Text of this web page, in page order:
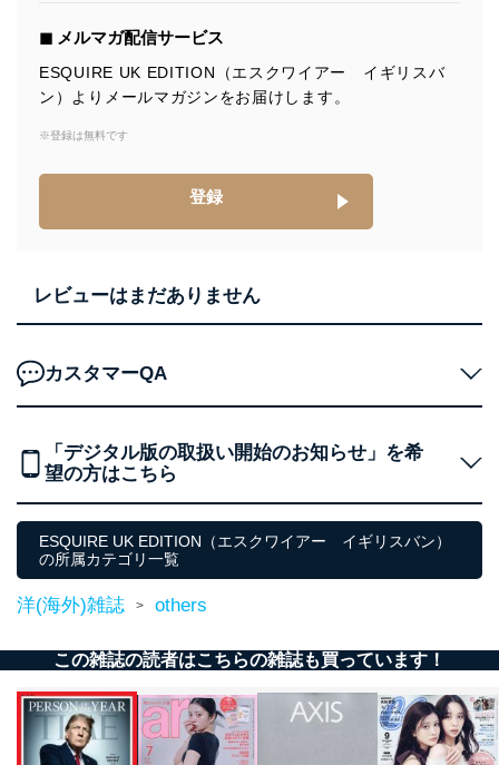
◼︎ メルマガ配信サービス
ESQUIRE UK EDITION（エスクワイアー イギリスバ
ン）よりメールマガジンをお届けします。
※登録は無料です
登録
レビューはまだありません
カスタマーQA
「デジタル版の取扱い開始のお知らせ」を希
望の方はこちら
ESQUIRE UK EDITION（エスクワイアー イギリスバン）
の所属カテゴリ一覧
洋(海外)雑誌 > others
この雑誌の読者はこちらの雑誌も買っています！